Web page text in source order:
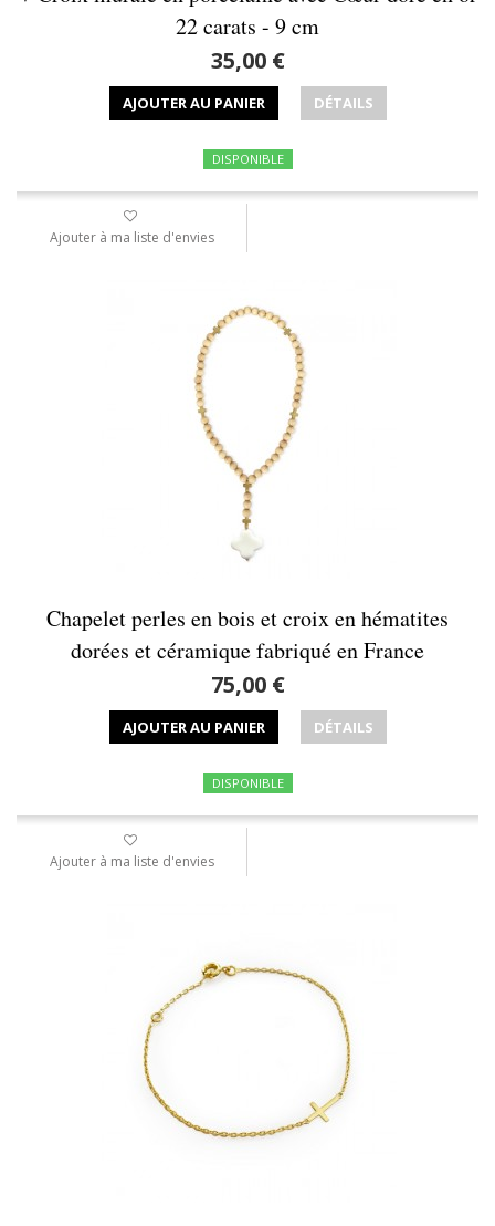
22 carats - 9 cm
35,00 €
AJOUTER AU PANIER DÉTAILS
DISPONIBLE
Ajouter à ma liste d'envies
Chapelet perles en bois et croix en hématites
dorées et céramique fabriqué en France
75,00 €
AJOUTER AU PANIER DÉTAILS
DISPONIBLE
Ajouter à ma liste d'envies